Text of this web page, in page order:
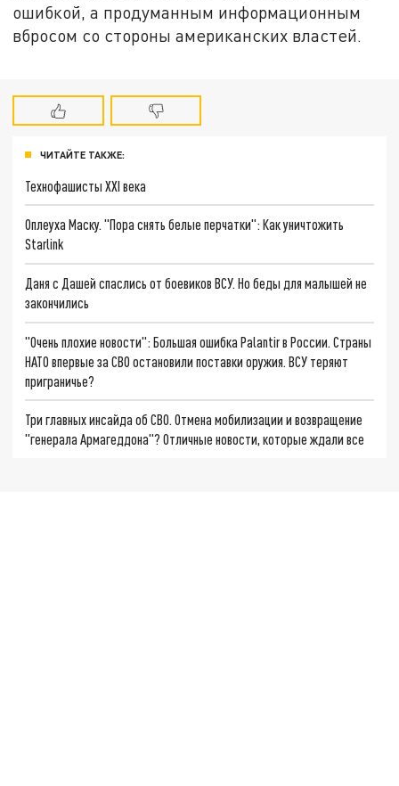
ошибкой, а продуманным информационным
вбросом со стороны американских властей.
ЧИТАЙТЕ ТАКЖЕ:
Технофашисты XXI века
Оплеуха Маску. "Пора снять белые перчатки": Как уничтожить
Starlink
Даня с Дашей спаслись от боевиков ВСУ. Но беды для малышей не
закончились
"Очень плохие новости": Большая ошибка Palantir в России. Страны
НАТО впервые за СВО остановили поставки оружия. ВСУ теряют
приграничье?
Три главных инсайда об СВО. Отмена мобилизации и возвращение
"генерала Армагеддона"? Отличные новости, которые ждали все